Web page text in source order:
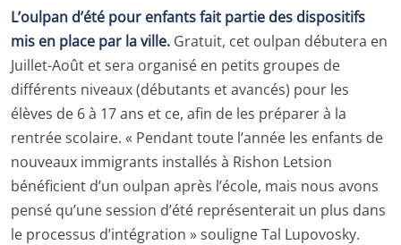
L’oulpan d’été pour enfants fait partie des dispositifs
mis en place par la ville. Gratuit, cet oulpan débutera en
Juillet-Août et sera organisé en petits groupes de
différents niveaux (débutants et avancés) pour les
élèves de 6 à 17 ans et ce, afin de les préparer à la
rentrée scolaire. « Pendant toute l’année les enfants de
nouveaux immigrants installés à Rishon Letsion
bénéficient d’un oulpan après l’école, mais nous avons
pensé qu’une session d’été représenterait un plus dans
le processus d’intégration » souligne Tal Lupovosky.